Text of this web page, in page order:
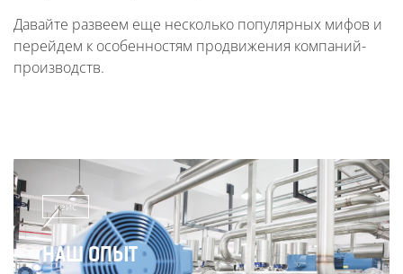
Давайте развеем еще несколько популярных мифов и
перейдем к особенностям продвижения компаний-
производств.
кейс
НАШ ОПЫТ